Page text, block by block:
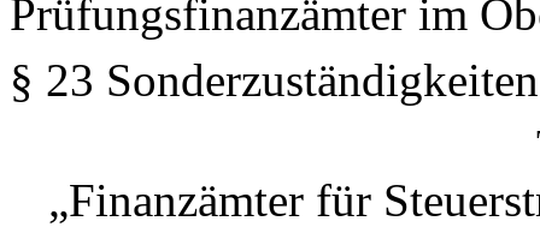
Prüfungsfinanzämter im
§ 23 Sonderzuständigkeiten
„Finanzämter für